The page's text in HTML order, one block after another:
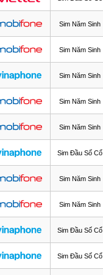
Sim Năm Sinh
Sim Năm Sinh
Sim Năm Sinh
Sim Năm Sinh
Sim Năm Sinh
Sim Đầu Số Cổ
Sim Năm Sinh
Sim Năm Sinh
Sim Đầu Số Cổ
Sim Đầu Số Cổ